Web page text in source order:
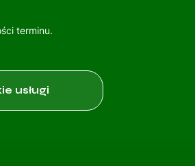
terminu.
usługi